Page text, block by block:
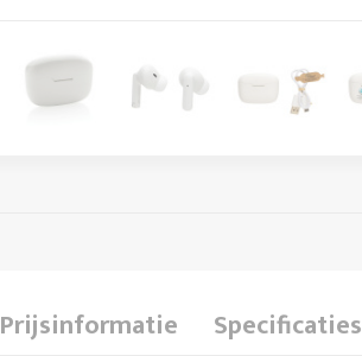
Prijsinformatie Specificaties